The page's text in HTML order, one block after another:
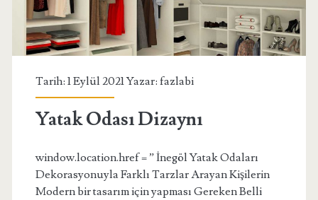
Tarih: 1 Eylül 2021 Yazar: fazlabi
Yatak Odası Dizaynı
window.location.href = ” İnegöl Yatak Odaları
Dekorasyonuyla Farklı Tarzlar Arayan Kişilerin
Modern bir tasarım için yapması Gereken Belli